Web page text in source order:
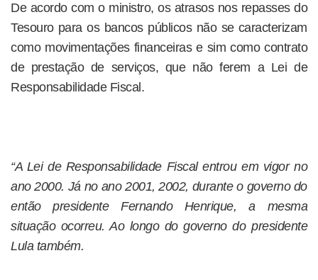
De acordo com o ministro, os atrasos nos repasses do
Tesouro para os bancos públicos não se caracterizam
como movimentações financeiras e sim como contrato
de prestação de serviços, que não ferem a Lei de
Responsabilidade Fiscal.
“A Lei de Responsabilidade Fiscal entrou em vigor no
ano 2000. Já no ano 2001, 2002, durante o governo do
então presidente Fernando Henrique, a mesma
situação ocorreu. Ao longo do governo do presidente
Lula também.